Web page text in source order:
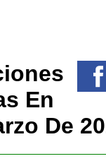
En
De